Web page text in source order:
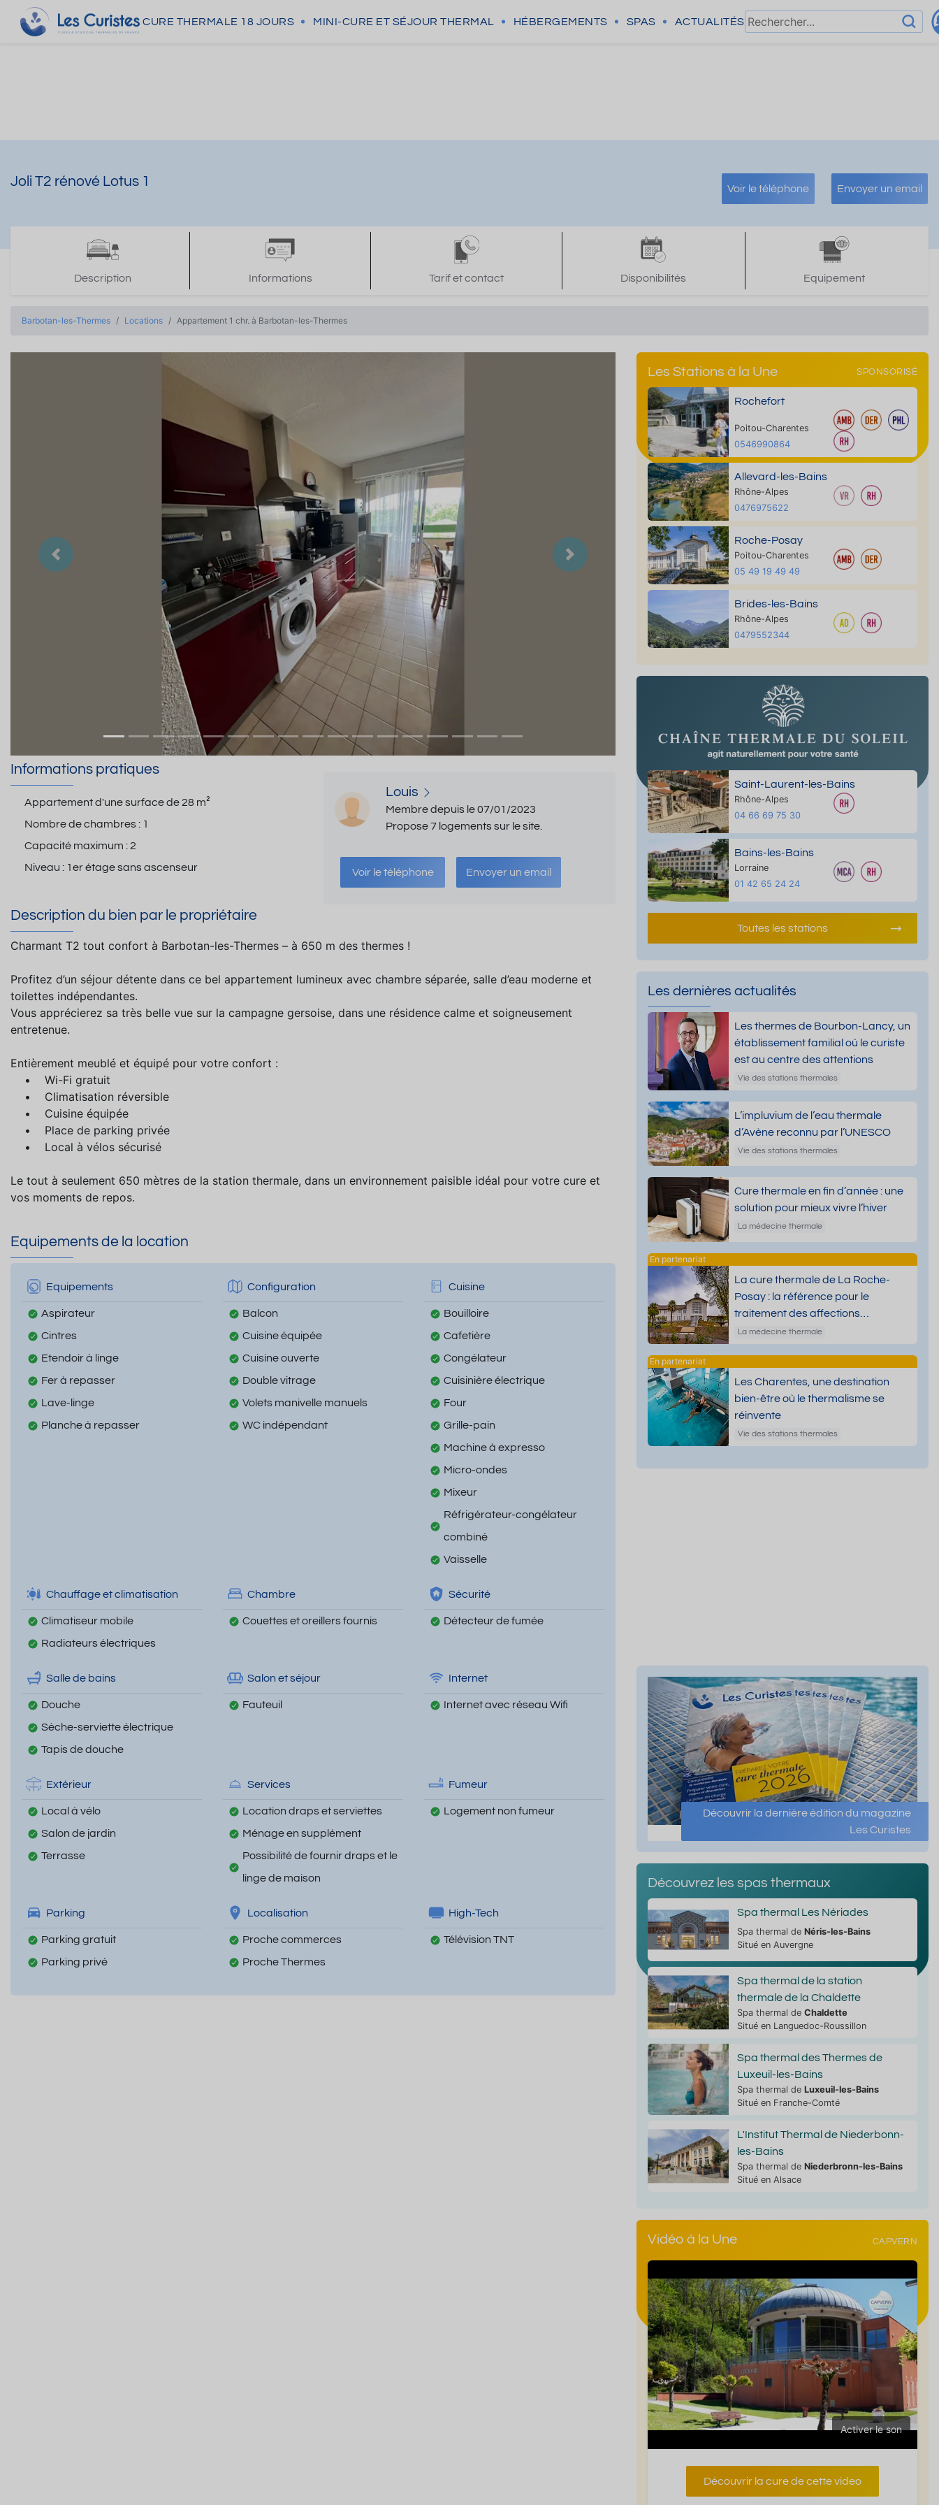
CURE THERMALE 18 JOURS MINI-CURE ET SÉJOUR THERMAL HÉBERGEMENTS SPAS ACTUALITÉS
Joli T2 rénové Lotus 1 Voir le téléphone Envoyer un email
Description Informations Tarif et contact Disponibilités Equipement
Barbotan-les-Thermes Locations Appartement 1 chr. à Barbotan-les-Thermes
Précedent Suivant
Informations pratiques
Appartement d'une surface de28 m²
Nombre de chambres : 1
Capacité maximum :2
Niveau : 1er étage sans ascenseur
Louis
Membre depuis le 07/01/2023
Propose 7 logements sur le site.
Voir le téléphone Envoyer un email
Description du bien par le propriétaire
Charmant T2 tout confort à Barbotan-les-Thermes – à 650 m des thermes !
Profitez d’un séjour détente dans ce bel appartement lumineux avec chambre séparée, salle d’eau moderne et
toilettes indépendantes.
Vous apprécierez sa très belle vue sur la campagne gersoise, dans une résidence calme et soigneusement
entretenue.
Entièrement meublé et équipé pour votre confort :
• Wi-Fi gratuit
• Climatisation réversible
• Cuisine équipée
• Place de parking privée
• Local à vélos sécurisé
Le tout à seulement 650 mètres de la station thermale, dans un environnement paisible idéal pour votre cure et
vos moments de repos.
Equipements de la location
Equipements
Aspirateur
Cintres
Etendoir à linge
Fer à repasser
Lave-linge
Planche à repasser
Configuration
Balcon
Cuisine équipée
Cuisine ouverte
Double vitrage
Volets manivelle manuels
WC indépendant
Cuisine
Bouilloire
Cafetière
Congélateur
Cuisinière électrique
Four
Grille-pain
Machine à expresso
Micro-ondes
Mixeur
Réfrigérateur-congélateur
combiné
Vaisselle
Chauffage et climatisation
Climatiseur mobile
Radiateurs électriques
Chambre
Couettes et oreillers fournis
Sécurité
Détecteur de fumée
Salle de bains
Douche
Sèche-serviette électrique
Tapis de douche
Salon et séjour
Fauteuil
Internet
Internet avec réseau Wifi
Extérieur
Local à vélo
Salon de jardin
Terrasse
Services
Location draps et serviettes
Ménage en supplément
Possibilité de fournir draps et le
linge de maison
Fumeur
Logement non fumeur
Parking
Parking gratuit
Parking privé
Localisation
Proche commerces
Proche Thermes
High-Tech
Télévision TNT
Les Stations à la Une SPONSORISÉ
Rochefort
Poitou-Charentes
0546990864
Allevard-les-Bains
Rhône-Alpes
0476975622
Roche-Posay
Poitou-Charentes
05 49 19 49 49
Brides-les-Bains
Rhône-Alpes
0479552344
Saint-Laurent-les-Bains
Rhône-Alpes
04 66 69 75 30
Bains-les-Bains
Lorraine
01 42 65 24 24
Toutes les stations
Les dernières actualités
Les thermes de Bourbon-Lancy, un
établissement familial où le curiste
est au centre des attentions
Vie des stations thermales
L’impluvium de l’eau thermale
d’Avène reconnu par l’UNESCO
Vie des stations thermales
Cure thermale en fin d’année : une
solution pour mieux vivre l’hiver
La médecine thermale
La cure thermale de La Roche-
Posay : la référence pour le
traitement des affections
dermatologiques
La médecine thermale
Les Charentes, une destination
bien-être où le thermalisme se
réinvente
Vie des stations thermales
Découvrir la dernière édition du magazine
Les Curistes
Découvrez les spas thermaux
Spa thermal Les Nériades
Spa thermal de Néris-les-Bains
Situé en Auvergne
Spa thermal de la station
thermale de la Chaldette
Spa thermal de Chaldette
Situé en Languedoc-Roussillon
Spa thermal des Thermes de
Luxeuil-les-Bains
Spa thermal de Luxeuil-les-Bains
Situé en Franche-Comté
L'Institut Thermal de Niederbonn-
les-Bains
Spa thermal de Niederbronn-les-Bains
Situé en Alsace
Vidéo à la Une CAPVERN
Activer le son
Découvrir la cure de cette video